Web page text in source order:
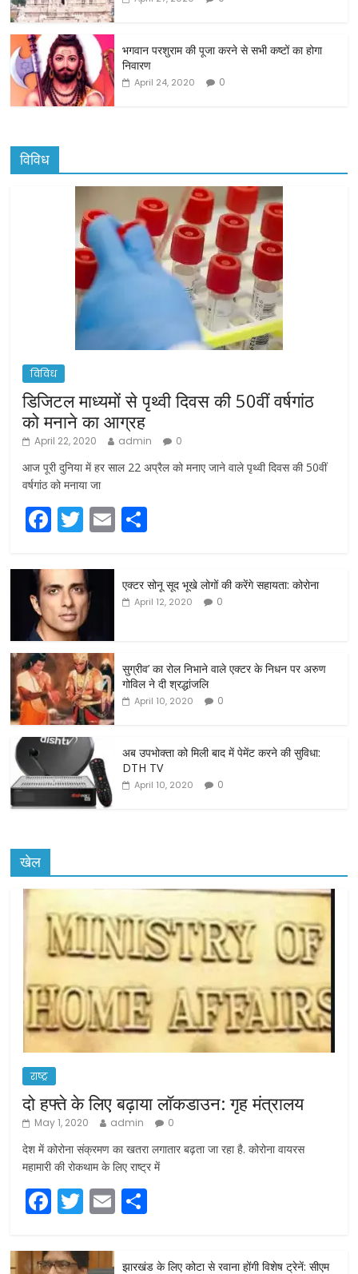
भगवान परशुराम की पूजा करने से सभी कष्टों का होगा
निवारण
April 24, 2020 0
विविध
विविध
डिजिटल माध्यमों से पृथ्वी दिवस की 50वीं वर्षगांठ
को मनाने का आग्रह
April 22, 2020 admin 0
आज पूरी दुनिया में हर साल 22 अप्रैल को मनाए जाने वाले पृथ्वी दिवस की 50वीं
वर्षगांठ को मनाया जा
F
a
c
e
b
o
o
k
T
w
itt
er
E
m
ar
e
एक्टर सोनू सूद भूखे लोगों की करेंगे सहायता: कोरोना
April 12, 2020 0
सुग्रीव’ का रोल निभाने वाले एक्टर के निधन पर अरुण
गोविल ने दी श्रद्धांजलि
April 10, 2020 0
अब उपभोक्ता को मिली बाद में पेमेंट करने की सुविधा:
DTH TV
April 10, 2020 0
खेल
राष्ट्र
दो हफ्ते के लिए बढ़ाया लॉकडाउन: गृह मंत्रालय
May 1, 2020 admin 0
देश में कोरोना संक्रमण का खतरा लगातार बढ़ता जा रहा है. कोरोना वायरस
महामारी की रोकथाम के लिए राष्ट्र में
F
a
c
T
w
itt
E
m
ar
झारखंड के लिए कोटा से रवाना होंगी विशेष ट्रेनें: सीएम